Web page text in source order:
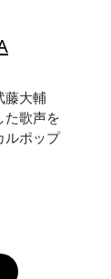
藤大輔
た歌声を
ルポップ